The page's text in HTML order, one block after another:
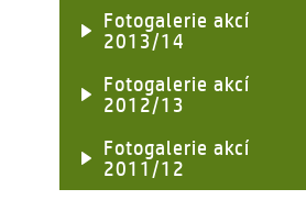
Fotogalerie akcí
2013/14
Fotogalerie akcí
2012/13
Fotogalerie akcí
2011/12